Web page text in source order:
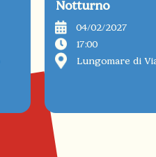
Notturno
04/02/2027
17:00
Lungomare di